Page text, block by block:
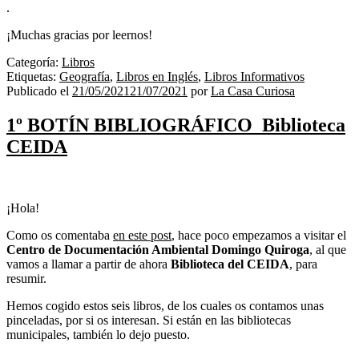
.
¡Muchas gracias por leernos!
Categoría: Libros
Etiquetas: Geografía, Libros en Inglés, Libros Informativos
Publicado el 21/05/2021 21/07/2021 porLa Casa Curiosa
1º BOTÍN BIBLIOGRÁFICO_Biblioteca
CEIDA
¡Hola!
Como os comentaba en este post, hace poco empezamos a visitar el
Centro de Documentación Ambiental Domingo Quiroga, al que
vamos a llamar a partir de ahora Biblioteca del CEIDA, para
resumir.
Hemos cogido estos seis libros, de los cuales os contamos unas
pinceladas, por si os interesan. Si están en las bibliotecas
municipales, también lo dejo puesto.